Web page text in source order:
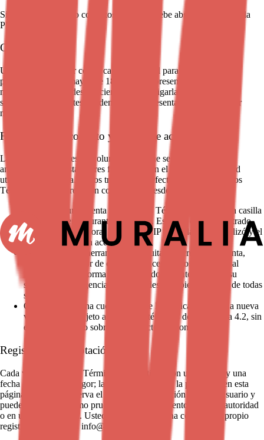
Si no está de acuerdo con estos términos, debe abstenerse de usar la
Plataforma.
Capacidad Legal
Usted declara contar con la capacidad legal para contratar: si es
persona física, ser mayor de 18 años; si representa a una persona
moral, tener facultades suficientes para obligarla. Muralia podrá
solicitar comprobantes de identidad o representación en cualquier
momento.
Formación del contrato y prueba de aceptación
La aceptación expresa y voluntaria a la que se refiere el párrafo
anterior se manifiesta de tres formas, según el modo en que usted
utilice la Plataforma. En los tres casos el efecto es el mismo: estos
Términos rigen su relación con Muralia desde ese momento.
Quien crea una cuenta acepta estos Términos al marcar la casilla
correspondiente durante el registro. Ese acto queda registrado
con la fecha y la hora, la dirección IP desde la que se realizó y el
número de versión aceptada.
Quien utiliza las herramientas gratuitas sin crear una cuenta,
como el generador de conceptos, acepta estos Términos al
usarlas. La Plataforma enlaza este documento, y con él su
sección de Inteligencia Artificial, desde el pie de página de todas
sus páginas.
Quien ya tenía una cuenta antes de la publicación de una nueva
versión queda sujeto a ella en los términos de la cláusula 4.2, sin
efecto retroactivo sobre los proyectos ya contratados.
Registro de la aceptación
Cada versión de estos Términos se identifica con un número y una
fecha de entrada en vigor; la versión vigente es la publicada en esta
página. Muralia conserva el registro de aceptación de cada Usuario y
puede presentarlo como prueba del consentimiento ante una autoridad
o en una controversia. Usted puede solicitar una copia de su propio
registro escribiendo a info@muralia.art.